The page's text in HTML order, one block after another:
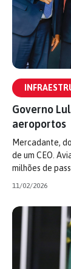
Governo
aeroportos
Mercadante,
de um CEO.
milhões de
11/02/2026